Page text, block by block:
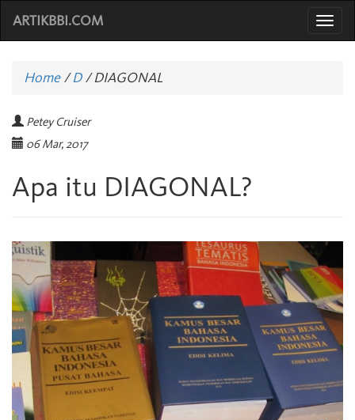
ARTIKBBI.COM
Home/D /DIAGONAL
Petey Cruiser
06 Mar, 2017
Apa itu DIAGONAL?